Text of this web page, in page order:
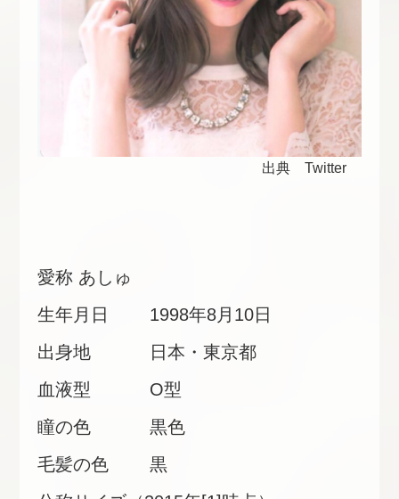
出典 Twitter
愛称 あしゅ
生年月日 1998年8月10日
出身地 日本・東京都
血液型 O型
瞳の色 黒色
毛髪の色 黒